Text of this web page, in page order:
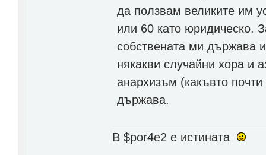
да ползвам великите им
или 60 като юридическо.
собствената ми държава
някакви случайни хора и
анархизъм (какъвто
държава.
В $por4e2 e истината